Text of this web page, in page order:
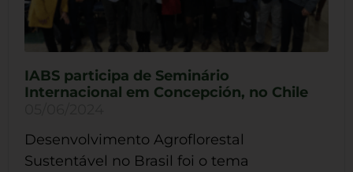
IABS participa de Seminário
Internacional em Concepción, no Chile
Desenvolvimento Agroflorestal
Sustentável no Brasil foi o tema